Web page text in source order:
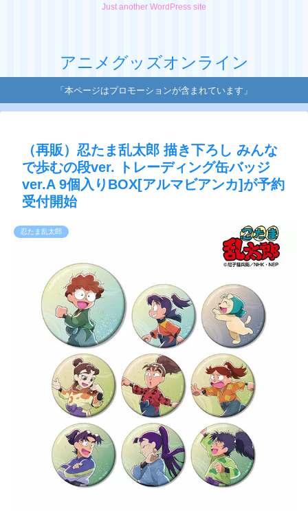
Just another WordPress site
アニメグッズオンライン
「本ページはプロモーションが含まれています」
（再販）忍たま乱太郎 描き下ろし みんな
で歩むの段ver. トレーディング缶バッジ
ver.A 9個入りBOX[アルマビアンカ]が予約
受付開始
忍たま乱太郎